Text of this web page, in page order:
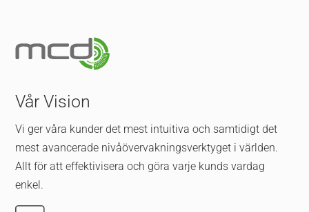
Vår Vision
Vi ger våra kunder det mest intuitiva och samtidigt det
mest avancerade nivåövervakningsverktyget i världen.
Allt för att effektivisera och göra varje kunds vardag
enkel.